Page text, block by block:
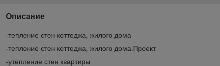
Описание
-тепление стен коттеджа, жилого дома
-тепление стен коттеджа, жилого дома.Проект
-утепление стен квартиры